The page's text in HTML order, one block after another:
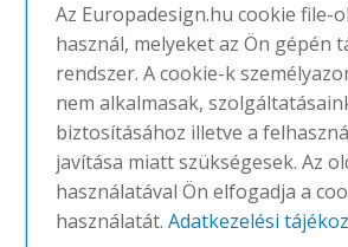
Az Europadesign.hu cookie file-
használ, melyeket az Ön gépén
rendszer. A cookie-k
nem alkalmasak,
biztosításához illetve a
javítása miatt szükségesek. Az
használatával Ön elfogadja a
használatát.Adatkezelési